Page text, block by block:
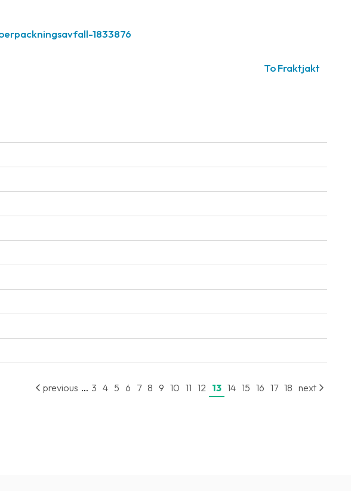
1833876
To Fraktjakt
previous ... 3 4 5 6 7 8 9 10 11 12 13 14 15 16 17 18 next